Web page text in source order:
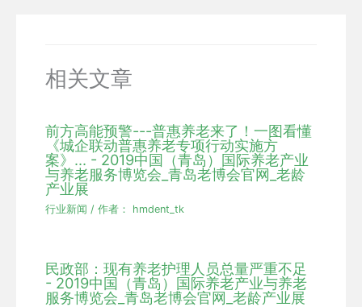
相关文章
前方高能预警---普惠养老来了！一图看懂
《城企联动普惠养老专项行动实施方
案》... - 2019中国（青岛）国际养老产业
与养老服务博览会_青岛老博会官网_老龄
产业展
行业新闻 / 作者： hmdent_tk
民政部：现有养老护理人员总量严重不足
- 2019中国（青岛）国际养老产业与养老
服务博览会_青岛老博会官网_老龄产业展